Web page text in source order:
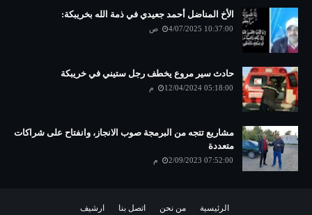
الأخ المناضل أحمد جعيدي في ذمة الله بخريبكة:
4/07/2025 10:37:00 ص
حادث سير مروع يخطف رجل ستيني في خريبكة
12/04/2024 05:18:00 م
مشاريع تتجه من البرمجة صوب الانجاز، وانفتاح على شراكات
متعددة
2/09/2023 07:52:00 م
الرئيسية من نحن اتصل بنا ارشيف